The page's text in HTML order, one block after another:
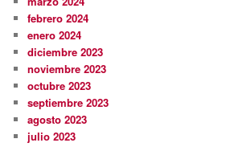
febrero 2024
enero 2024
diciembre 2023
noviembre 2023
octubre 2023
septiembre 2023
agosto 2023
julio 2023